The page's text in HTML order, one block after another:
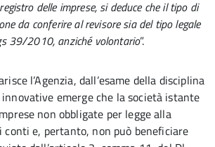
delle imprese, si deduce che il tipo di
da conferire al revisore sia del tipo legale
39/2010, anziché volontario”.
l’Agenzia, dall’esame della disciplina
emerge che la società istante
non obbligate per legge alla
conti e, pertanto, non può beneficiare